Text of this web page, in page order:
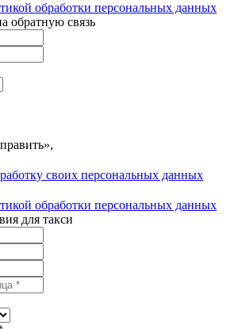
обработки персональных данных
обратную связь
своих персональных данных
обработки персональных данных
для такси